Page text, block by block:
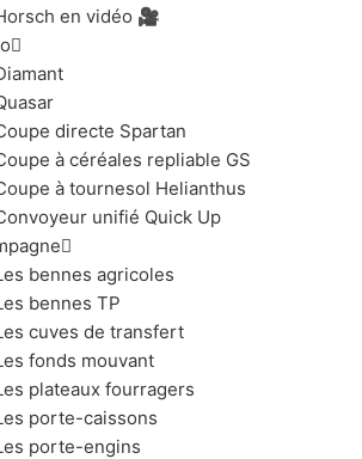
en vidéo 🎥
directe Spartan
à céréales repliable GS
à tournesol Helianthus
unifié Quick Up
bennes agricoles
bennes TP
cuves de transfert
fonds mouvant
plateaux fourragers
porte-caissons
porte-engins